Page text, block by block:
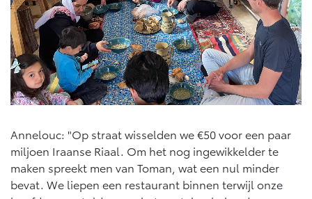
bZ4X
BATTERIJ-ELEKTRISCH
Vanaf € 39.995,-
bZ4X Touring
BATTERIJ-ELEKTRISCH
Vanaf € 48.995,-
Connected check
Navigatie updates
Annelouc: "Op straat wisselden we €50 voor een paar
miljoen Iraanse Riaal. Om het nog ingewikkelder te
maken spreekt men van Toman, wat een nul minder
bevat. We liepen een restaurant binnen terwijl onze